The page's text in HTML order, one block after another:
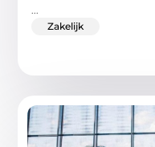
...
Zakelijk